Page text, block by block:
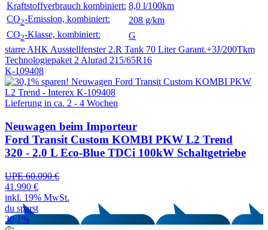
Kraftstoffverbrauch kombiniert: 8,0 l/100km
CO2-Emission, kombiniert:
208 g/km
CO2-Klasse, kombiniert:
G
starre AHK Ausstellfenster 2.R Tank 70 Liter Garant.+3J/200Tkm
Technologiepaket 2 Alurad 215/65R16
K-109408
Lieferung in ca. 2 - 4 Wochen
Neuwagen beim Importeur
Ford Transit Custom KOMBI PKW L2 Trend
320 - 2.0 L Eco-Blue TDCi 100kW Schaltgetriebe
UPE 60.090 €
41.990 €
inkl. 19% MwSt.
du sparst
30,1%